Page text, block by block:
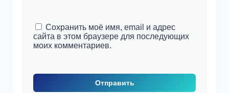
Сохранить моё имя, email и адрес
сайта в этом браузере для последующих
моих комментариев.